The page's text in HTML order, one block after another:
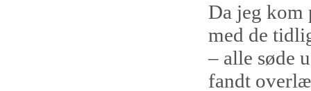
Da jeg kom
med de
– alle søde
fandt